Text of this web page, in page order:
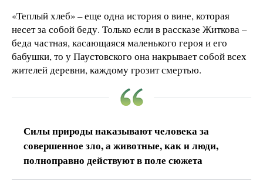
«Теплый хлеб» – еще одна история о вине, которая
несет за собой беду. Только если в рассказе Житкова –
беда частная, касающаяся маленького героя и его
бабушки, то у Паустовского она накрывает собой всех
жителей деревни, каждому грозит смертью.
Силы природы наказывают человека за
совершенное зло, а животные, как и люди,
полноправно действуют в поле сюжета